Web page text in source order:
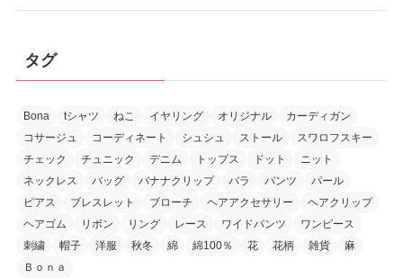
タグ
Bona tシャツ ねこ イヤリング オリジナル
カーディガン
コサージュ
コーディネート シュシュ ストール
スワロフスキー
チェック
チュニック デニム トップス ドット
ニット
ネックレス
バッグ バナナクリップ バラ パンツ
パール
ピアス
ブレスレット ブローチ ヘアアクセサリー
ヘアクリップ
ヘアゴム
リボン リング レース ワイドパンツ
ワンピース
刺繍
帽子 洋服 秋冬 綿 綿100％ 花 花柄 雑貨
麻
Ｂｏｎａ